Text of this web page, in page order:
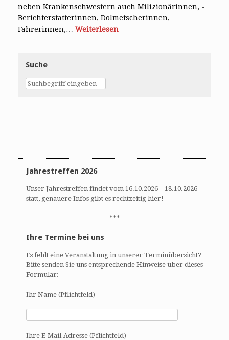
neben Krankenschwestern auch Milizionärinnen, ­
Berichterstatterinnen, Dolmetscherinnen,
Fahrerinnen,… Weiterlesen
Suche
Jahrestreffen 2026
Unser Jahrestreffen findet vom 16.10.2026 – 18.10.2026
statt, genauere Infos gibt es rechtzeitig hier!
***
Ihre Termine bei uns
Es fehlt eine Veranstaltung in unserer Terminübersicht?
Bitte senden Sie uns entsprechende Hinweise über dieses
Formular:
Ihr Name (Pflichtfeld)
Ihre E-Mail-Adresse (Pflichtfeld)